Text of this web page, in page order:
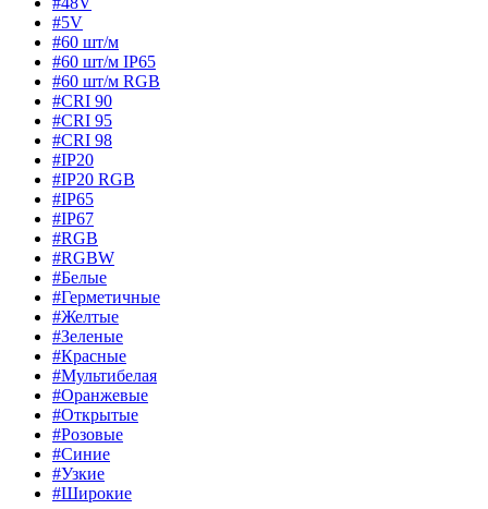
#5V
#60 шт/м
#60 шт/м IP65
#60 шт/м RGB
#CRI 90
#CRI 95
#CRI 98
#IP20
#IP20 RGB
#IP65
#IP67
#RGB
#RGBW
#Белые
#Герметичные
#Желтые
#Зеленые
#Красные
#Мультибелая
#Оранжевые
#Открытые
#Розовые
#Синие
#Узкие
#Широкие